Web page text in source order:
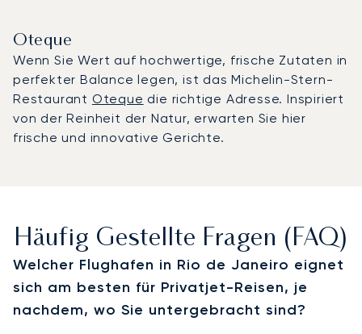
Oteque
Wenn Sie Wert auf hochwertige, frische Zutaten in
perfekter Balance legen, ist das Michelin-Stern-
Restaurant Oteque die richtige Adresse. Inspiriert
von der Reinheit der Natur, erwarten Sie hier
frische und innovative Gerichte.
Häufig Gestellte Fragen (FAQ)
Welcher Flughafen in Rio de Janeiro eignet
sich am besten für Privatjet-Reisen, je
nachdem, wo Sie untergebracht sind?